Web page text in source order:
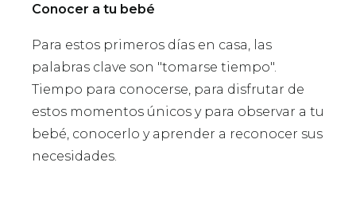
Conocer a tu bebé
Para estos primeros días en casa, las
palabras clave son "tomarse tiempo".
Tiempo para conocerse, para disfrutar de
estos momentos únicos y para observar a tu
bebé, conocerlo y aprender a reconocer sus
necesidades.